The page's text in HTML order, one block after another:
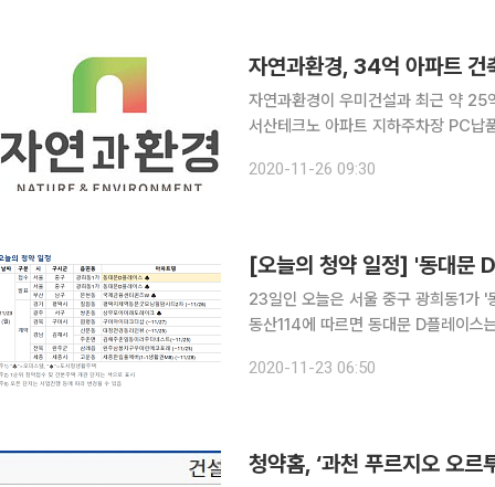
자연과환경이 우미건설과 최근 약 25억 원
서산테크노 아파트 지하주차장 PC납품 계약을 체결했다고
질을 향상할 수 있는 모듈러 공법이다
2020-11-26 09:30
[오늘의 청약 일정] '동대문
23일인 오늘은 서울 중구 광희동1가 '동대문
동산114에 따르면 동대문 D플레이스는
동리인뷰'와 주촌면 '김해주촌 일동미
2020-11-23 06:50